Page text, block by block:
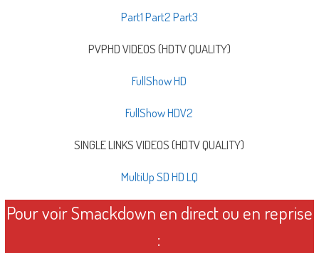
Part1Part2Part3
PVPHD VIDEOS (HDTV QUALITY)
FullShow HD
FullShow HDV2
SINGLE LINKS VIDEOS (HDTV QUALITY)
MultiUp SD HD LQ
Pour voir Smackdown en direct ou en reprise
: